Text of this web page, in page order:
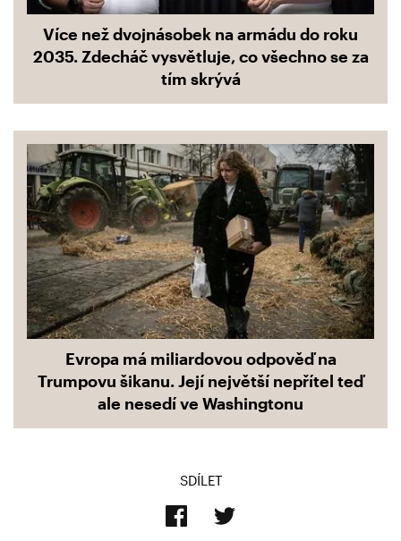
Více než dvojnásobek na armádu do roku
2035. Zdecháč vysvětluje, co všechno se za
tím skrývá
Evropa má miliardovou odpověď na
Trumpovu šikanu. Její největší nepřítel teď
ale nesedí ve Washingtonu
SDÍLET